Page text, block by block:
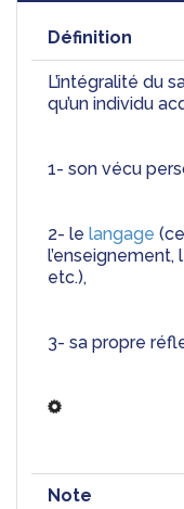
Définition
L’intégralité du
qu’un individu
1- son vécu
2- le langage
l’enseignement,
etc.),
3- sa propre
Note